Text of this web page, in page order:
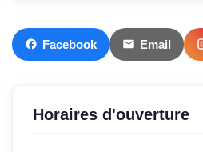
Facebook Email
Horaires d'ouverture